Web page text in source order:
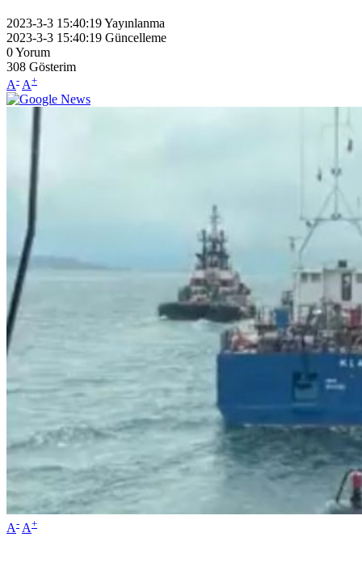
2023-3-3 15:40:19Yayınlanma
2023-3-3 15:40:19 Güncelleme
0Yorum
308 Gösterim
A- A+
A- A+